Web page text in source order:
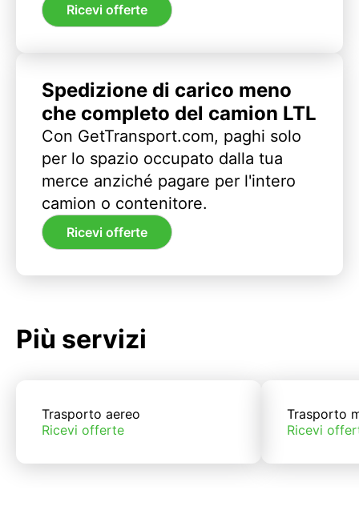
Ricevi offerte
Spedizione di carico meno
che completo del camion LTL
Con GetTransport.com, paghi solo
per lo spazio occupato dalla tua
merce anziché pagare per l'intero
camion o contenitore.
Ricevi offerte
Più servizi
Trasporto aereo
Ricevi offerte
Trasporto
Ricevi